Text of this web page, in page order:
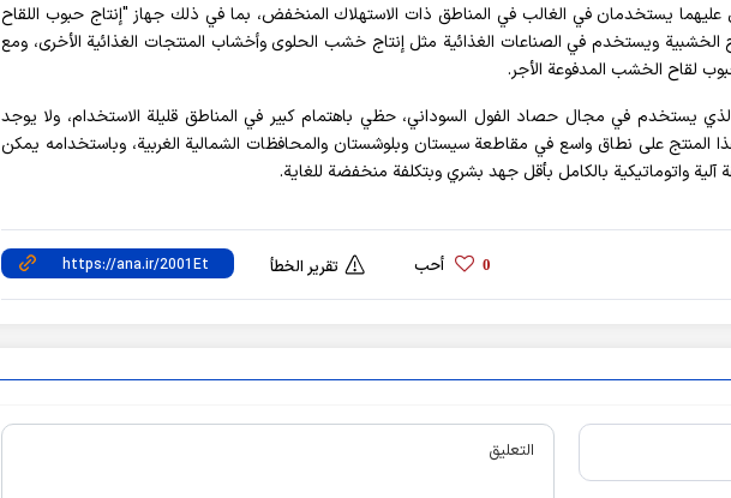
عليهما يستخدمان في الغالب في المناطق ذات الاستهلاك المنخفض، بما في ذلك جهاز "إنتاج حبوب اللقاح
الخشبية ويستخدم في الصناعات الغذائية مثل إنتاج خشب الحلوى وأخشاب المنتجات الغذائية الأخرى، ومع
لقاح الخشب المدفوعة الأجر.
يستخدم في مجال حصاد الفول السوداني، حظي باهتمام كبير في المناطق قليلة الاستخدام، ولا يوجد
على نطاق واسع في مقاطعة سيستان وبلوشستان والمحافظات الشمالية الغربية، وباستخدامه يمكن
واتوماتيكية بالكامل بأقل جهد بشري وبتكلفة منخفضة للغاية.
0 أحب تقرير الخطأ